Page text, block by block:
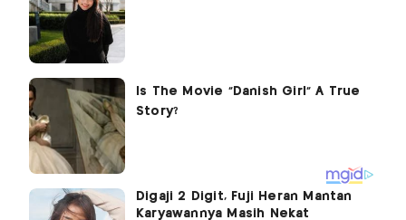
Digaji 2 Digit, Fuji Heran Mantan
Karyawannya Masih Nekat